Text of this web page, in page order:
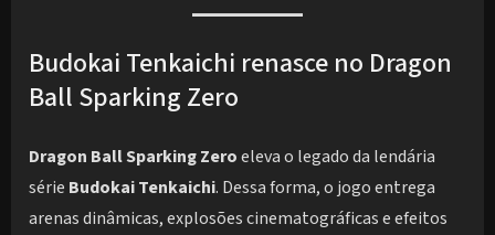
Budokai Tenkaichi renasce no Dragon
Ball Sparking Zero
Dragon Ball Sparking Zeroeleva o legado da lendária
série Budokai Tenkaichi. Dessa forma, o jogo entrega
arenas dinâmicas, explosões cinematográficas e efeitos